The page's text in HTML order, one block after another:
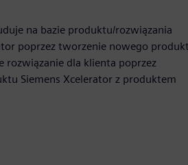
na bazie produktu/rozwiązania
poprzez tworzenie nowego
rozwiązanie dla klienta poprzez
Siemens Xcelerator z produktem